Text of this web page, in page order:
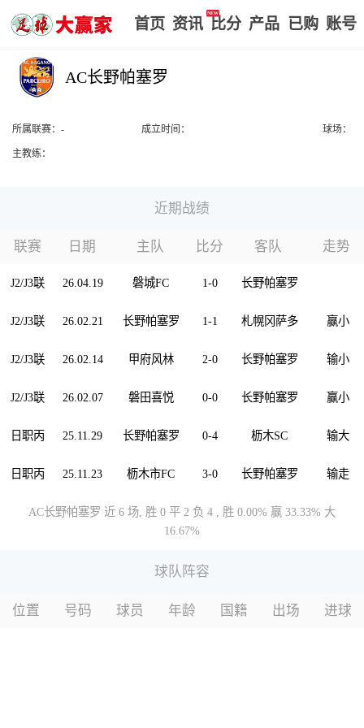
首页 赢家视点赛事比分实战版入口
我的
AC长野帕塞罗
-
近期战绩
联赛 日期 主队 比分 客队 走势
J2/J3联 26.04.19 磐城FC 1-0 长野帕塞罗
J2/J3联 26.02.21 长野帕塞罗 1-1 札幌冈萨多 赢小
J2/J3联 26.02.14 甲府风林 2-0 长野帕塞罗 输小
J2/J3联 26.02.07 磐田喜悦 0-0 长野帕塞罗 赢小
日职丙 25.11.29 长野帕塞罗 0-4 枥木SC 输大
日职丙 25.11.23 枥木市FC 3-0 长野帕塞罗 输走
AC长野帕塞罗 近 6 场, 胜 0 平 2 负 4 , 胜 0.00% 赢 33.33% 大
16.67%
球队阵容
位置 号码 球员 年龄 国籍 出场 进球